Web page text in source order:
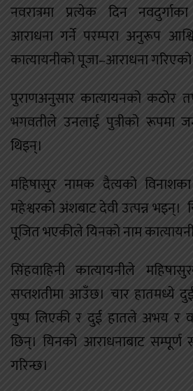
नवरात्रमा प्रत्येक दिन
आराधना गर्ने परम्परा अनुरूप
कात्यायनीको पूजा–आराधना गरिएको
पुराणअनुसार कात्यायनको कठोर
भगवतीले उनलाई पुत्रीको रूपमा
थिइन्।
महिषासुर नामक दैत्यको विनाशका
महेश्वरको अंशबाट देवी उत्पन्न भइन्।
पूजित भएकीले यिनको नाम
सिंहवाहिनी कात्यायनीले
सप्तशतीमा आउँछ। चार हातमध्ये
पुष्प लिएकी र दुई हातले अभय र
छिन्। यिनको आराधनाबाट
गरिन्छ।